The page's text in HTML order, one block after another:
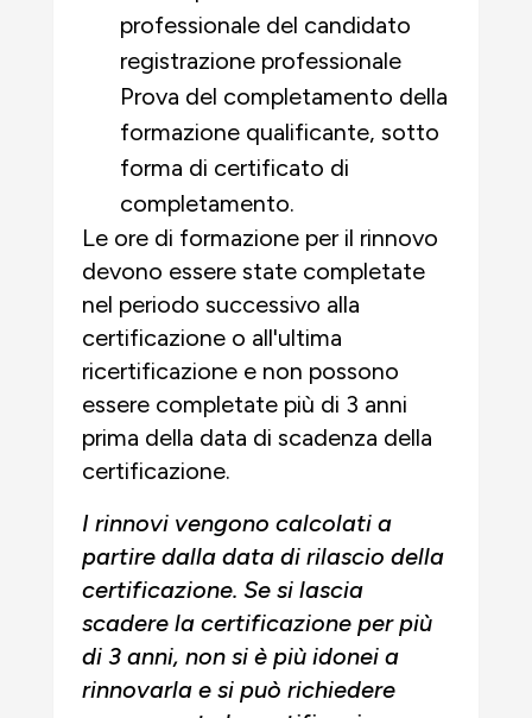
professionale del candidato
registrazione professionale
Prova del completamento della
formazione qualificante, sotto
forma di certificato di
completamento.
Le ore di formazione per il rinnovo
devono essere state completate
nel periodo successivo alla
certificazione o all'ultima
ricertificazione e non possono
essere completate più di 3 anni
prima della data di scadenza della
certificazione.
I rinnovi vengono calcolati a
partire dalla data di rilascio della
certificazione. Se si lascia
scadere la certificazione per più
di 3 anni, non si è più idonei a
rinnovarla e si può richiedere